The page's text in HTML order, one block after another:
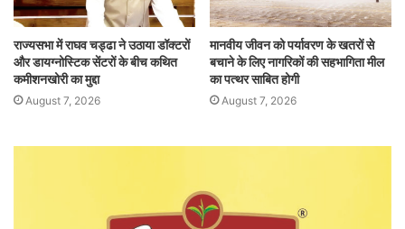
राज्यसभा में राघव चड्ढा ने उठाया डॉक्टरों
और डायग्नोस्टिक सेंटरों के बीच कथित
कमीशनखोरी का मुद्दा
August 7, 2026
मानवीय जीवन को पर्यावरण के खतरों से
बचाने के लिए नागरिकों की सहभागिता मील
का पत्थर साबित होगी
August 7, 2026